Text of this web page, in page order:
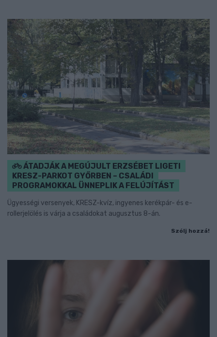
ÁTADJÁK A MEGÚJULT ERZSÉBET LIGETI
KRESZ-PARKOT GYŐRBEN – CSALÁDI
PROGRAMOKKAL ÜNNEPLIK A FELÚJÍTÁST
Ügyességi versenyek, KRESZ-kvíz, ingyenes kerékpár- és e-
rollerjelölés is várja a családokat augusztus 8-án.
Szólj hozzá!